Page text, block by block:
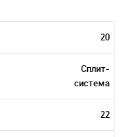
20
Сплит-
система
22